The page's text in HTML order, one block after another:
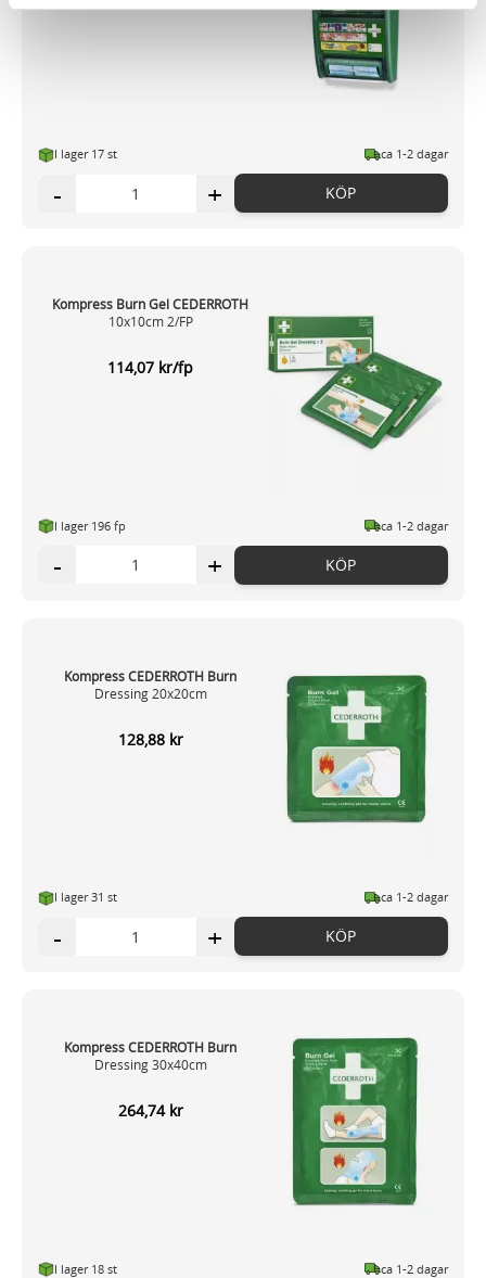
och annonserna till användarna, tillhandahålla funktioner
för sociala medier och analysera vår trafik. Vi
vidarebefordrar även sådana identifierare och annan
information från din enhet till de sociala medier och
information som du har tillhandahållit eller som de har
samlat in när du har använt deras tjänster.
I lager 17 st ca 1-2 dagar
- + KÖP
Kompress Burn Gel CEDERROTH
10x10cm 2/FP
114,07 kr/fp
I lager 196 fp ca 1-2 dagar
- + KÖP
Kompress CEDERROTH Burn
Dressing 20x20cm
128,88 kr
I lager 31 st ca 1-2 dagar
- + KÖP
Kompress CEDERROTH Burn
Dressing 30x40cm
264,74 kr
I lager 18 st ca 1-2 dagar